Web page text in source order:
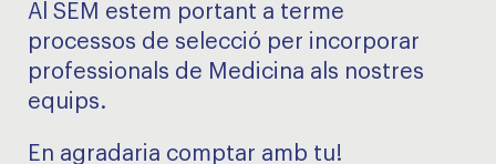
Al SEM estem portant a terme
processos de selecció per incorporar
professionals de Medicina als nostres
equips.
En agradaria comptar amb tu!